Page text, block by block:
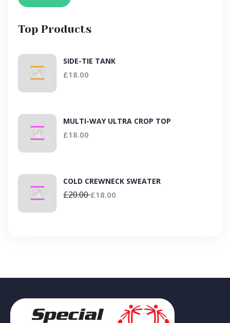
Top Products
SIDE-TIE TANK
£18.00
MULTI-WAY ULTRA CROP TOP
£18.00
COLD CREWNECK SWEATER
£20.00 £18.00